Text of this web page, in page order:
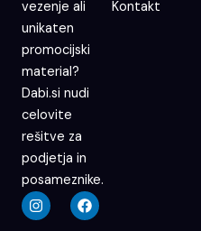
vezenje ali
unikaten
promocijski
material?
Dabi.si nudi
celovite
rešitve za
podjetja in
posameznike.
I
n
s
F
a
c
Kontakt